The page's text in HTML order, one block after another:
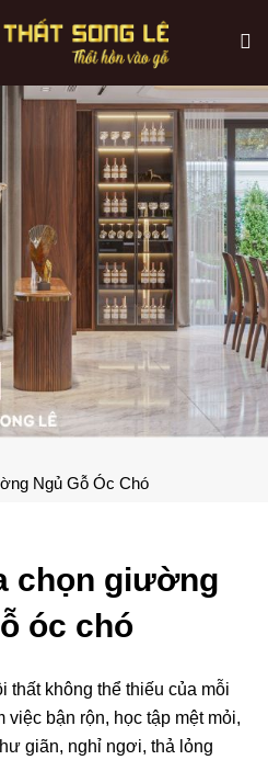
Ngủ Gỗ Óc Chó
chọn giường
óc chó
thất không thể thiếu của mỗi
việc bận rộn, học tập mệt mỏi,
giãn, nghỉ ngơi, thả lỏng